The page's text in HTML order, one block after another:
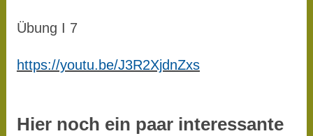
Übung I 7
https://youtu.be/J3R2XjdnZxs
Hier noch ein paar interessante